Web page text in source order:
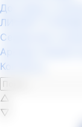
Доставка и
ЛИЗИНГ И
Сервисная
Аренда
Контакты
△
▽